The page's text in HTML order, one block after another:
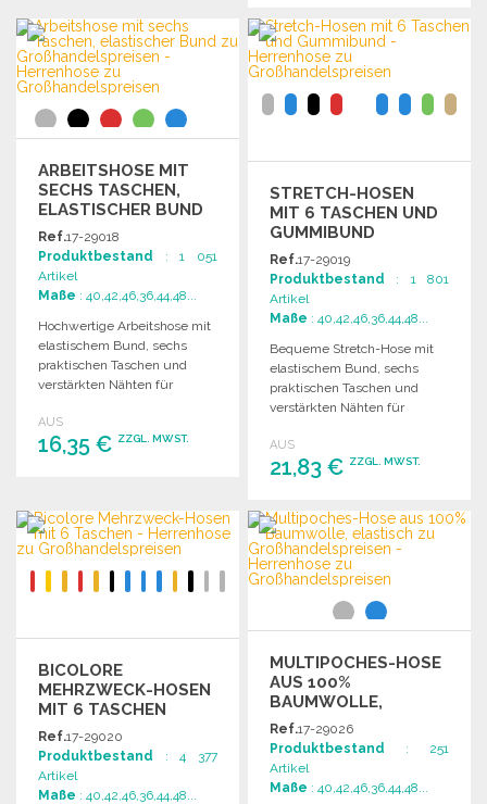
Angebot anfordern BESTELLEN
Angebot anfordern
ARBEITSHOSE MIT
SECHS TASCHEN,
ELASTISCHER BUND
ZU
GROSSHANDELSPREISEN
Ref.17-29018
Produktbestand : 1 051
Artikel
Maße : 40,42,46,36,44,48...
Hochwertige Arbeitshose mit
elastischem Bund, sechs
praktischen Taschen und
verstärkten Nähten für
Komfort.
AUS
16,35 € ZZGL. MWST.
Angebot anfordern
STRETCH-HOSEN
MIT 6 TASCHEN UND
GUMMIBUND
Ref.17-29019
Produktbestand : 1 801
Artikel
Maße : 40,42,46,36,44,48...
Bequeme Stretch-Hose mit
elastischem Bund, sechs
praktischen Taschen und
verstärkten Nähten für
Strapazierfähigkeit.
AUS
21,83 € ZZGL. MWST.
BESTELLEN
Angebot anfordern
BICOLORE
MEHRZWECK-HOSEN
MIT 6 TASCHEN
Ref.17-29020
Produktbestand : 4 377
Artikel
Maße : 40,42,46,36,44,48...
MULTIPOCHES-HOSE
AUS 100%
BAUMWOLLE,
ELASTISCH
Ref.17-29026
Produktbestand : 251
Artikel
Maße : 40,42,46,36,44,48...